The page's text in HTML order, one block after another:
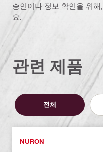
승인이나 정보 확인을 위
요.
관련 제품
전체
NURON